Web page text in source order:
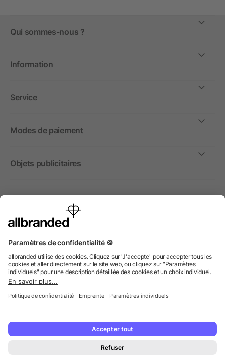
Qui sommes-nous ?
Information
Service
Modes de paiement
Objets publicitaires
International
Nous commercialisons nos objets publicitaires et articles
non aux personnes privées.